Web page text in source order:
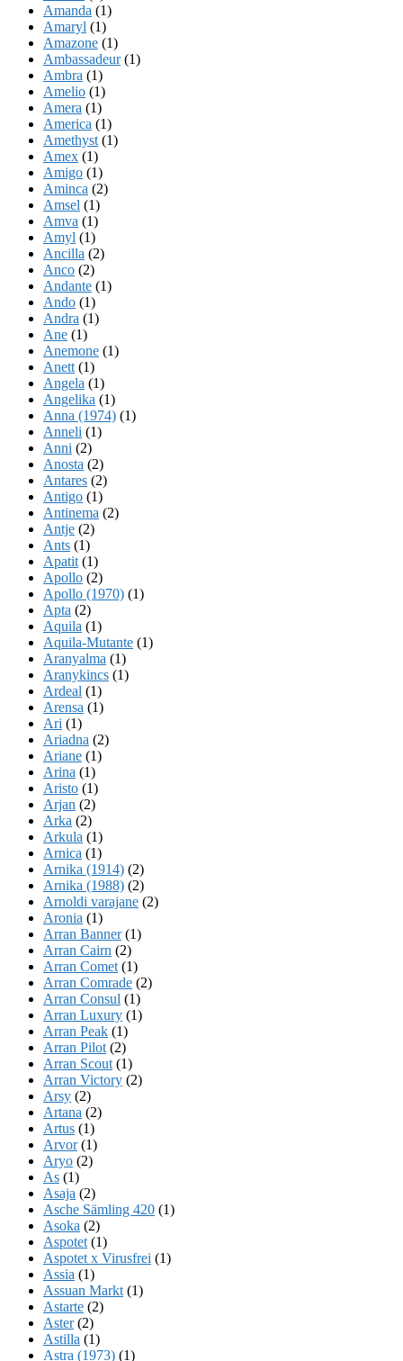
Amanda (1)
Amaryl (1)
Amazone (1)
Ambassadeur(1)
Ambra (1)
Amelio (1)
Amera (1)
America (1)
Amethyst (1)
Amex (1)
Amigo (1)
Aminca (2)
Amsel (1)
Amva (1)
Amyl (1)
Ancilla (2)
Anco (2)
Andante (1)
Ando (1)
Andra (1)
Ane (1)
Anemone (1)
Anett (1)
Angela (1)
Angelika (1)
Anna (1974) (1)
Anneli (1)
Anni (2)
Anosta (2)
Antares (2)
Antigo (1)
Antinema (2)
Antje (2)
Ants (1)
Apatit (1)
Apollo (2)
Apollo (1970) (1)
Apta (2)
Aquila (1)
Aquila-Mutante (1)
Aranyalma (1)
Aranykincs (1)
Ardeal (1)
Arensa (1)
Ari (1)
Ariadna (2)
Ariane (1)
Arina (1)
Aristo (1)
Arjan (2)
Arka (2)
Arkula (1)
Arnica (1)
Arnika (1914) (2)
Arnika (1988) (2)
Arnoldi varajane (2)
Aronia (1)
Arran Banner(1)
Arran Cairn (2)
Arran Comet (1)
Arran Comrade (2)
Arran Consul (1)
Arran Luxury (1)
Arran Peak (1)
Arran Pilot (2)
Arran Scout (1)
Arran Victory (2)
Arsy (2)
Artana (2)
Artus (1)
Arvor(1)
Aryo (2)
As (1)
Asaja (2)
Asche Sämling 420 (1)
Asoka (2)
Aspotet (1)
Aspotet x Virusfrei (1)
Assia (1)
Assuan Markt (1)
Astarte (2)
Aster(2)
Astilla (1)
Astra (1973) (1)